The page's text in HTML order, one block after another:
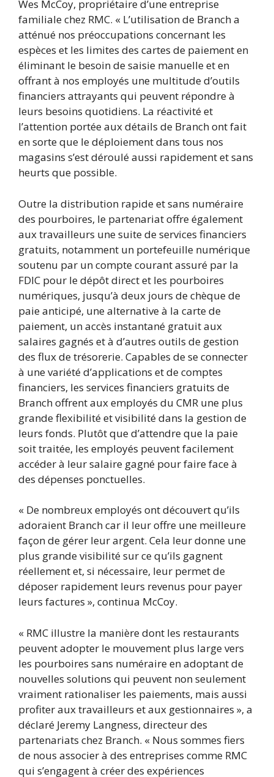
Wes McCoy, propriétaire d’une entreprise
familiale chez RMC. « L’utilisation de Branch a
atténué nos préoccupations concernant les
espèces et les limites des cartes de paiement en
éliminant le besoin de saisie manuelle et en
offrant à nos employés une multitude d’outils
financiers attrayants qui peuvent répondre à
leurs besoins quotidiens. La réactivité et
l’attention portée aux détails de Branch ont fait
en sorte que le déploiement dans tous nos
magasins s’est déroulé aussi rapidement et sans
heurts que possible.
Outre la distribution rapide et sans numéraire
des pourboires, le partenariat offre également
aux travailleurs une suite de services financiers
gratuits, notamment un portefeuille numérique
soutenu par un compte courant assuré par la
FDIC pour le dépôt direct et les pourboires
numériques, jusqu’à deux jours de chèque de
paie anticipé, une alternative à la carte de
paiement, un accès instantané gratuit aux
salaires gagnés et à d’autres outils de gestion
des flux de trésorerie. Capables de se connecter
à une variété d’applications et de comptes
financiers, les services financiers gratuits de
Branch offrent aux employés du CMR une plus
grande flexibilité et visibilité dans la gestion de
leurs fonds. Plutôt que d’attendre que la paie
soit traitée, les employés peuvent facilement
accéder à leur salaire gagné pour faire face à
des dépenses ponctuelles.
« De nombreux employés ont découvert qu’ils
adoraient Branch car il leur offre une meilleure
façon de gérer leur argent. Cela leur donne une
plus grande visibilité sur ce qu’ils gagnent
réellement et, si nécessaire, leur permet de
déposer rapidement leurs revenus pour payer
leurs factures », continua McCoy.
« RMC illustre la manière dont les restaurants
peuvent adopter le mouvement plus large vers
les pourboires sans numéraire en adoptant de
nouvelles solutions qui peuvent non seulement
vraiment rationaliser les paiements, mais aussi
profiter aux travailleurs et aux gestionnaires », a
déclaré Jeremy Langness, directeur des
partenariats chez Branch. « Nous sommes fiers
de nous associer à des entreprises comme RMC
qui s’engagent à créer des expériences